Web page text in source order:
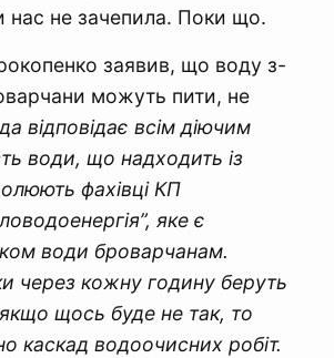
нас не зачепила. Поки що.
заявив, що воду з-
можуть пити, не
відповідає всім діючим
води, що надходить із
фахівці КП
яке є
води броварчанам.
через кожну годину беруть
якщо щось буде не так, то
каскад водоочисних робіт.